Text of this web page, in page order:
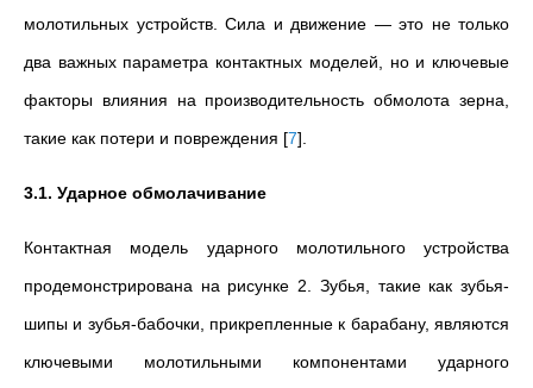
молотильных устройств. Сила и движение — это не только
два важных параметра контактных моделей, но и ключевые
факторы влияния на производительность обмолота зерна,
такие как потери и повреждения [7].
3.1. Ударное обмолачивание
Контактная модель ударного молотильного устройства
продемонстрирована на рисунке 2. Зубья, такие как зубья-
шипы и зубья-бабочки, прикрепленные к барабану, являются
ключевыми молотильными компонентами ударного